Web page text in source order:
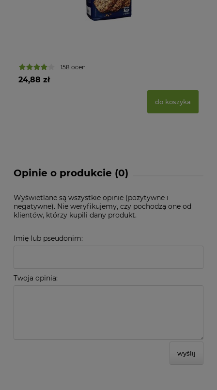
158 ocen
24,88 zł
do koszyka
Opinie o produkcie (0)
Wyświetlane są wszystkie opinie (pozytywne i
negatywne). Nie weryfikujemy, czy pochodzą one od
klientów, którzy kupili dany produkt.
Imię lub pseudonim:
Twoja opinia:
wyślij